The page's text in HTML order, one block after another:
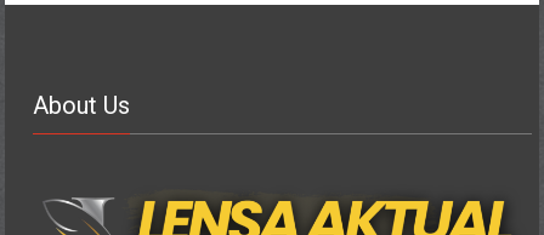
About Us